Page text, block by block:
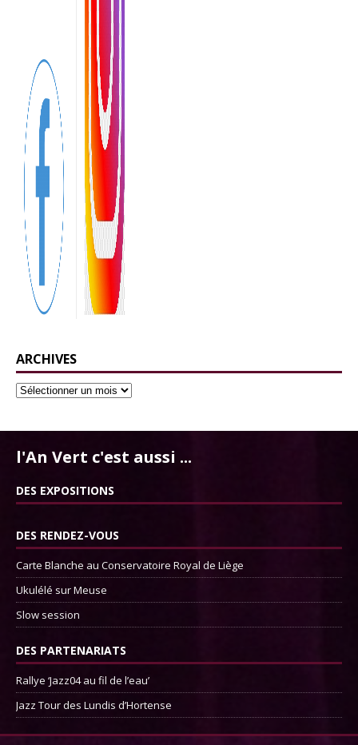
ARCHIVES
l'An Vert c'est aussi ...
DES EXPOSITIONS
DES RENDEZ-VOUS
Carte Blanche au Conservatoire Royal de Liège
Ukulélé sur Meuse
Slow session
DES PARTENARIATS
Rallye ‘Jazz04 au fil de l’eau’
Jazz Tour des Lundis d’Hortense